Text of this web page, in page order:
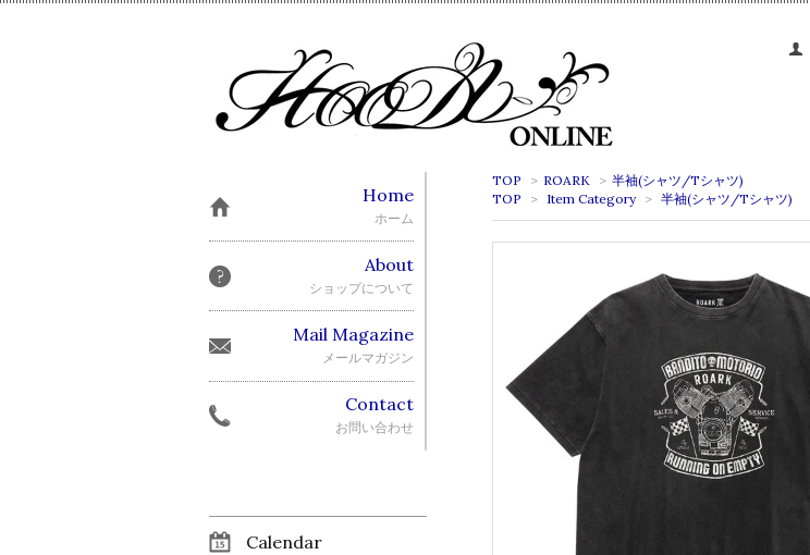
TOP > ROARK > 半袖(シャツ/Tシャツ)
TOP
> Item Category > 半袖(シャツ/Tシャツ)
Home
ホーム
About
ショップについて
Mail Magazine
メールマガジン
Contact
お問い合わせ
Calendar